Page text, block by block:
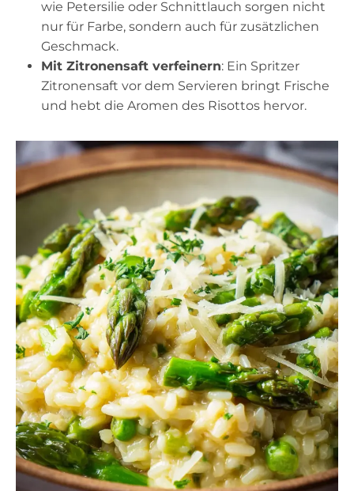
wie Petersilie oder Schnittlauch sorgen nicht
nur für Farbe, sondern auch für zusätzlichen
Geschmack.
Mit Zitronensaft verfeinern: Ein Spritzer
Zitronensaft vor dem Servieren bringt Frische
und hebt die Aromen des Risottos hervor.